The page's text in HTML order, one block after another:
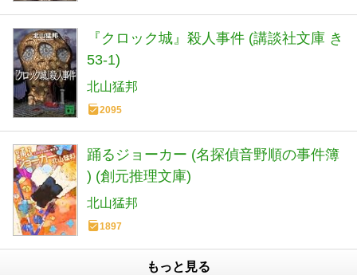
『クロック城』殺人事件 (講談社文庫 き
53-1)
北山猛邦
2095
踊るジョーカー (名探偵音野順の事件簿
) (創元推理文庫)
北山猛邦
1897
もっと見る